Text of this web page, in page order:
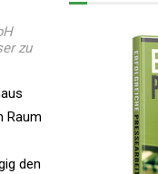
zu
Raum
den